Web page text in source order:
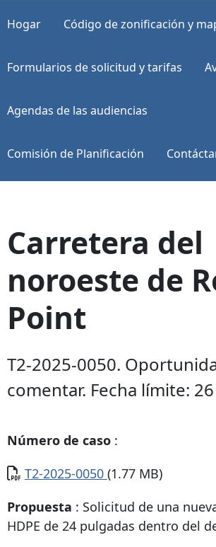
Hogar Código de zonificación y
Formularios de solicitud y tarifas
Agendas de las audiencias
Comisión de Planificación
Carretera del
noroeste de
Point
T2-2025-0050.
comentar. Fecha límite:
Número de caso :
Documento
T2-2025-0050 (1.77 MB)
Propuesta : Solicitud de una
HDPE de 24 pulgadas dentro del